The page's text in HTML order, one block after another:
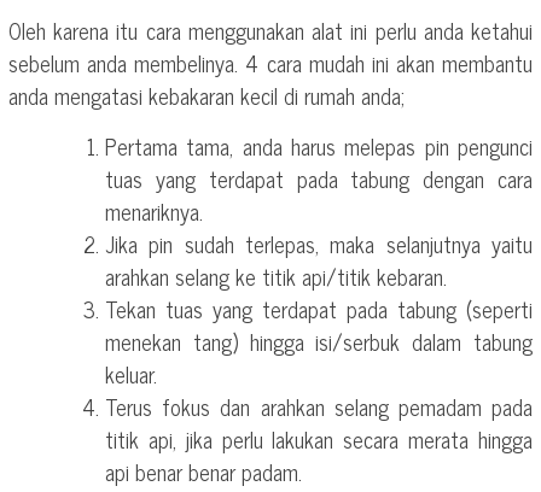
Oleh karena itu cara menggunakan alat ini perlu anda ketahui
sebelum anda membelinya. 4 cara mudah ini akan membantu
anda mengatasi kebakaran kecil di rumah anda;
Pertama tama, anda harus melepas pin pengunci
tuas yang terdapat pada tabung dengan cara
menariknya.
Jika pin sudah terlepas, maka selanjutnya yaitu
arahkan selang ke titik api/titik kebaran.
Tekan tuas yang terdapat pada tabung (seperti
menekan tang) hingga isi/serbuk dalam tabung
keluar.
Terus fokus dan arahkan selang pemadam pada
titik api, jika perlu lakukan secara merata hingga
api benar benar padam.